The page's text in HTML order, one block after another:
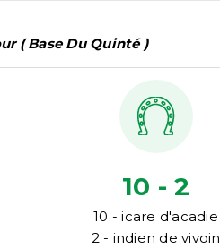
( Base Du Quinté )
10 - 2
10 - icare d'acadie
2 - indien de vivoin